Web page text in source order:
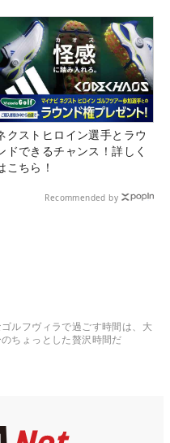
クストヒロイン選手とラウ
ドできるチャンス！詳しく
こちら！
Recommended by
ルフヴィラで過ごす時間は、大
のちょっとした贅沢時間だ